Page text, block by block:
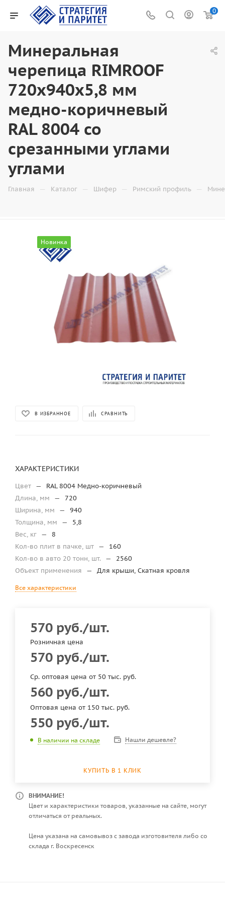
0
Минеральная
черепица RIMROOF
720x940x5,8 мм
медно-коричневый
RAL 8004 со
срезанными углами
углами
Главная — Каталог — Шифер — Римский профиль —
Новинка
В ИЗБРАННОЕ СРАВНИТЬ
ХАРАКТЕРИСТИКИ
Цвет —
RAL 8004 Медно-коричневый
Длина, мм
—
720
Ширина, мм
—
940
Толщина, мм
—
5,8
Вес, кг —
8
Кол-во плит в пачке, шт —
160
Кол-во в авто 20 тонн, шт.
—
2560
Объект применения
— Для крыши, Скатная кровля
Все характеристики
570 руб./шт.
Розничная цена
570 руб./шт.
Ср. оптовая цена от 50 тыс. руб.
560 руб./шт.
Оптовая цена от 150 тыс. руб.
550 руб./шт.
В наличии на складе Нашли дешевле?
КУПИТЬ В 1 КЛИК
ВНИМАНИЕ!
Цвет и характеристики товаров, указанные на сайте, могут
отличаться от реальных.
Цена указана на самовывоз с завода изготовителя либо со
склада г. Воскресенск